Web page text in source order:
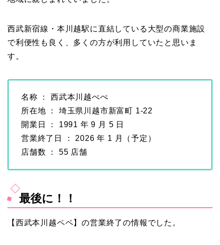
西武新宿線・本川越駅に直結している大型の商業施設
で利便性も良く、多くの方が利用していたと思いま
す。
名称 ： 西武本川越ぺぺ
所在地 ： 埼玉県川越市新富町 1-22
開業日 ： 1991 年 9 月 5 日
営業終了日 ： 2026 年 1 月（予定）
店舗数 ： 55 店舗
最後に！！
【西武本川越ペペ】の営業終了の情報でした。